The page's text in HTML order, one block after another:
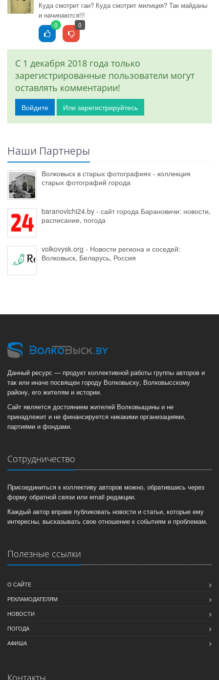
Куда смотрит гаи? Куда смотрит милиция? Так майданы
и начинаются!!!
0 0
С 1 декабря 2018 года только
зарегистрированные пользователи могут
оставлять комментарии!
Войдите Или зарегистрируйтесь
Наши Партнеры
Волковыск в старых фотографиях - коллекция
старых фотографий города
baranovichi24.by - сайт города Барановичи: новости,
расписание, погода
volkovysk.org - Новости региона и соседей:
Волковыск, Беларусь, Россия
Данный ресурс — продукт коллективной работы группы авторов и
так или иначе посвящен городу Волковыску, Волковысскому
району, его жителям и истории.
Сайт является достоянием жителей Волковыщины и не
принадлежит и не финансируется никакими организациями,
партиями и фондами.
Сотрудничество
Присоединиться к коллективу авторов можно, обратившись через
форму обратной связи или email редакции.
Каждый автор вправе публиковать новости и статьи, которые ему
интересны, высказывать свое отношение к событиям и проблемам.
Полезные ссылки
О САЙТЕ
РЕКЛАМОДАТЕЛЯМ
НОВОСТИ
ПОГОДА
АФИША